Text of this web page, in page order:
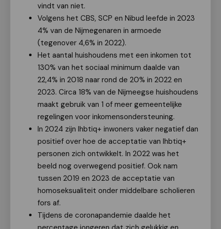
vindt van niet.
Volgens het CBS, SCP en Nibud leefde in 2023
4% van de Nijmegenaren in armoede
(tegenover 4,6% in 2022).
Het aantal huishoudens met een inkomen tot
130% van het sociaal minimum daalde van
22,4% in 2018 naar rond de 20% in 2022 en
2023. Circa 18% van de Nijmeegse huishoudens
maakt gebruik van 1 of meer gemeentelijke
regelingen voor inkomensondersteuning.
In 2024 zijn lhbtiq+ inwoners vaker negatief dan
positief over hoe de acceptatie van lhbtiq+
personen zich ontwikkelt. In 2022 was het
beeld nog overwegend positief. Ook nam
tussen 2019 en 2023 de acceptatie van
homoseksualiteit onder middelbare scholieren
fors af.
Tijdens de coronapandemie daalde het